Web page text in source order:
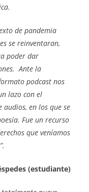
de pandemia
se reinventaran,
poder dar
Ante la
podcast nos
lazo con el
en los que se
Fue un recurso
que veníamos
(estudiante)